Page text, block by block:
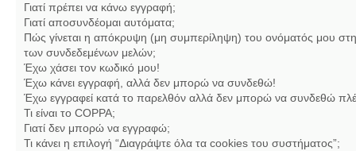
Γιατί πρέπει να κάνω εγγραφή;
Γιατί αποσυνδέομαι αυτόματα;
Πώς γίνεται η απόκρυψη (μη συμπερίληψη) του ονόματός μου στη
των συνδεδεμένων μελών;
Έχω χάσει τον κωδικό μου!
Έχω κάνει εγγραφή, αλλά δεν μπορώ να συνδεθώ!
Έχω εγγραφεί κατά το παρελθόν αλλά δεν μπορώ να συνδεθώ
Τι είναι το COPPA;
Γιατί δεν μπορώ να εγγραφώ;
Τι κάνει η επιλογή “Διαγράψτε όλα τα cookies του συστήματος”;